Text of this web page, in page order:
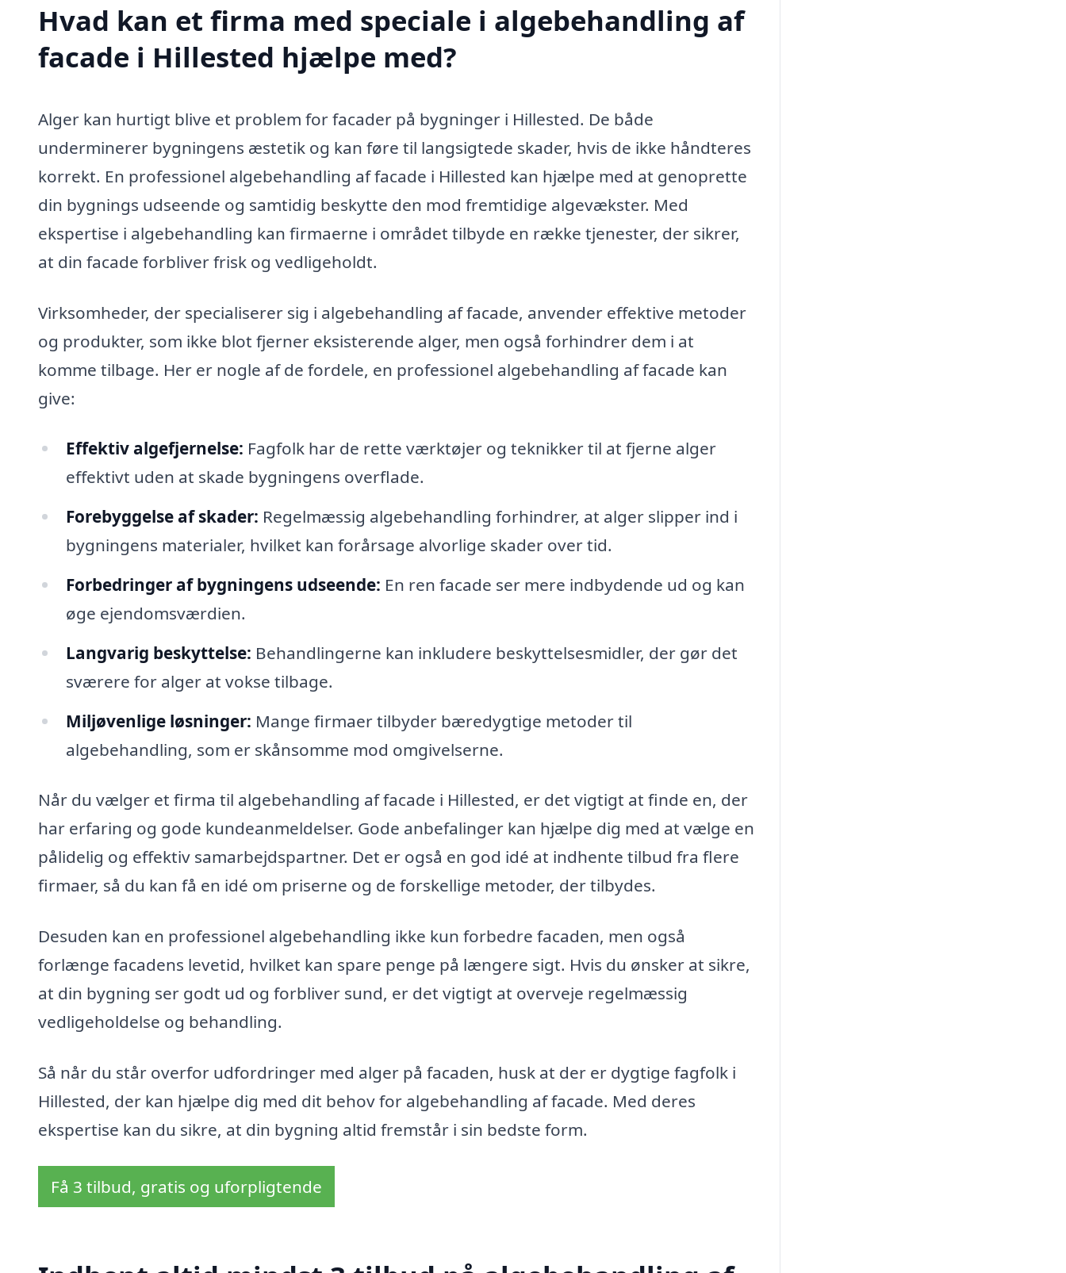
Hvad kan et firma med speciale i algebehandling af
facade i Hillested hjælpe med?
Alger kan hurtigt blive et problem for facader på bygninger i Hillested. De både
underminerer bygningens æstetik og kan føre til langsigtede skader, hvis de ikke håndteres
korrekt. En professionel algebehandling af facade i Hillested kan hjælpe med at genoprette
din bygnings udseende og samtidig beskytte den mod fremtidige algevækster. Med
ekspertise i algebehandling kan firmaerne i området tilbyde en række tjenester, der sikrer,
at din facade forbliver frisk og vedligeholdt.
Virksomheder, der specialiserer sig i algebehandling af facade, anvender effektive metoder
og produkter, som ikke blot fjerner eksisterende alger, men også forhindrer dem i at
komme tilbage. Her er nogle af de fordele, en professionel algebehandling af facade kan
give:
Effektiv algefjernelse: Fagfolk har de rette værktøjer og teknikker til at fjerne alger
effektivt uden at skade bygningens overflade.
Forebyggelse af skader: Regelmæssig algebehandling forhindrer, at alger slipper ind i
bygningens materialer, hvilket kan forårsage alvorlige skader over tid.
Forbedringer af bygningens udseende: En ren facade ser mere indbydende ud og kan
øge ejendomsværdien.
Langvarig beskyttelse: Behandlingerne kan inkludere beskyttelsesmidler, der gør det
sværere for alger at vokse tilbage.
Miljøvenlige løsninger: Mange firmaer tilbyder bæredygtige metoder til
algebehandling, som er skånsomme mod omgivelserne.
Når du vælger et firma til algebehandling af facade i Hillested, er det vigtigt at finde en, der
har erfaring og gode kundeanmeldelser. Gode anbefalinger kan hjælpe dig med at vælge en
pålidelig og effektiv samarbejdspartner. Det er også en god idé at indhente tilbud fra flere
firmaer, så du kan få en idé om priserne og de forskellige metoder, der tilbydes.
Desuden kan en professionel algebehandling ikke kun forbedre facaden, men også
forlænge facadens levetid, hvilket kan spare penge på længere sigt. Hvis du ønsker at sikre,
at din bygning ser godt ud og forbliver sund, er det vigtigt at overveje regelmæssig
vedligeholdelse og behandling.
Så når du står overfor udfordringer med alger på facaden, husk at der er dygtige fagfolk i
Hillested, der kan hjælpe dig med dit behov for algebehandling af facade. Med deres
ekspertise kan du sikre, at din bygning altid fremstår i sin bedste form.
Få 3 tilbud, gratis og uforpligtende